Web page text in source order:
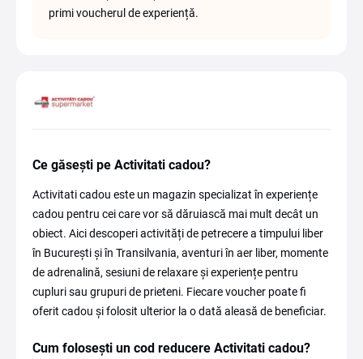
primi voucherul de experiență.
Ce găsești pe Activitati cadou?
Activitati cadou este un magazin specializat în experiențe
cadou pentru cei care vor să dăruiască mai mult decât un
obiect. Aici descoperi activități de petrecere a timpului liber
în București și în Transilvania, aventuri în aer liber, momente
de adrenalină, sesiuni de relaxare și experiențe pentru
cupluri sau grupuri de prieteni. Fiecare voucher poate fi
oferit cadou și folosit ulterior la o dată aleasă de beneficiar.
Cum folosești un cod reducere Activitati cadou?